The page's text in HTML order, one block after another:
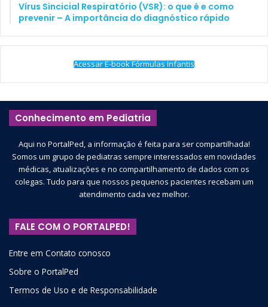
Vírus Sincicial Respiratório (VSR): o que é e como
prevenir – A importância do diagnóstico rápido
Acessar E-book Fórmulas Infantis
Conhecimento em Pediatria
Aqui no PortalPed, a informação é feita para ser compartilhada!
Somos um grupo de pediatras sempre interessados em novidades
médicas, atualizações e no compartilhamento de dados com os
colegas. Tudo para que nossos pequenos pacientes recebam um
atendimento cada vez melhor.
FALE COM O PORTALPED!
Entre em Contato conosco
Sobre o PortalPed
Termos de Uso e de Responsabilidade